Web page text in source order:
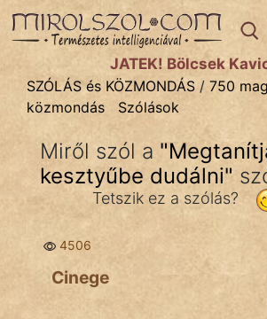
SZÓLÁS ÉS KÖZMONDÁStémák:
Bibliai
Kifejezések
Közmondások
Rímelő
Szóláscsoportok
Szólások
JÁTÉK! Bölcsek
SZÓLÁS és KÖZMONDÁS / 750
közmondás
Szólások
Miről szól a "
kesztyűbe dudálni"
Tetszik ez a szólás?
4506
Cinege